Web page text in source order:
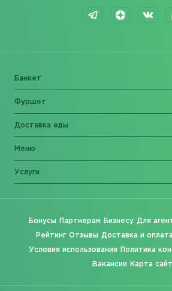
Банкет
Фуршет
Доставка еды
Меню
Услуги
Бонусы Партнерам Бизнесу Для
Рейтинг Отзывы Доставка и оплата
Условия использования Политика
Вакансии Карта